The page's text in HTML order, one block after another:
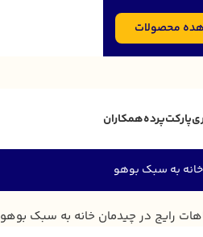
پارکتپردههمکاران
خانه به سبک بوهو
محصولات